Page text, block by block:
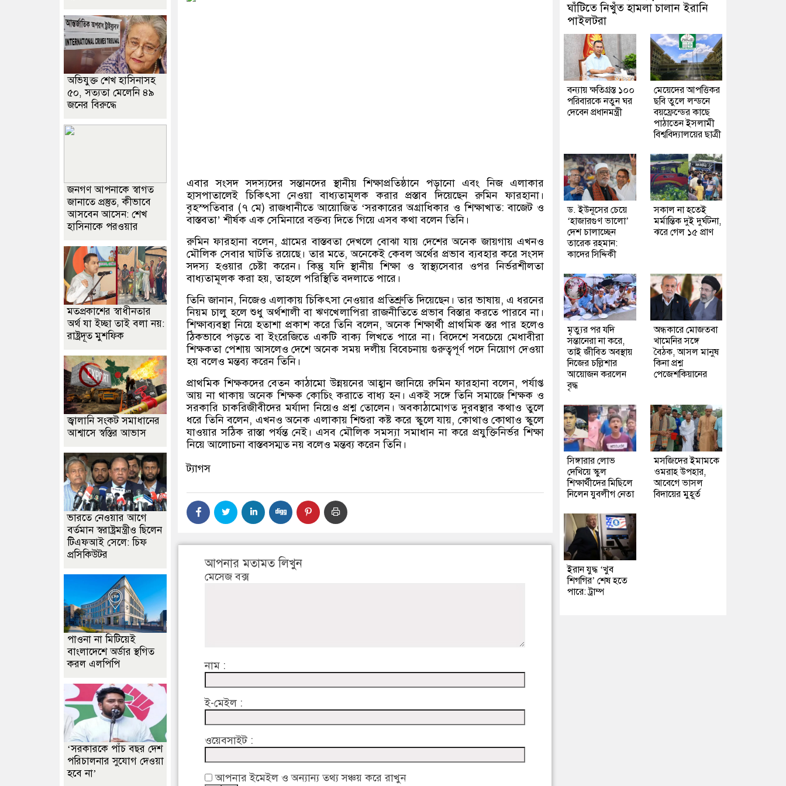
এবার সংসদ সদস্যদের সন্তানদের স্থানীয় শিক্ষাপ্রতিষ্ঠানে পড়ানো এবং নিজ এলাকার
হাসপাতালেই চিকিৎসা নেওয়া বাধ্যতামূলক করার প্রস্তাব দিয়েছেন রুমিন ফারহানা।
বৃহস্পতিবার (৭ মে)রাজধানীতে আয়োজিত‘সরকারের অগ্রাধিকার ও শিক্ষাখাত:বাজেট ও
বাস্তবতা’শীর্ষক এক সেমিনারে বক্তব্য দিতে গিয়ে এসব কথা বলেন তিনি।
রুমিন ফারহানা বলেন,গ্রামের বাস্তবতা দেখলে বোঝা যায় দেশের অনেক জায়গায় এখনও
মৌলিক সেবার ঘাটতি রয়েছে। তার মতে,অনেকেই কেবল অর্থের প্রভাব ব্যবহার করে সংসদ
সদস্য হওয়ার চেষ্টা করেন। কিন্তু যদি স্থানীয় শিক্ষা ও স্বাস্থ্যসেবার ওপর নির্ভরশীলতা
বাধ্যতামূলক করা হয়,তাহলে পরিস্থিতি বদলাতে পারে।
তিনি জানান,নিজেও এলাকায় চিকিৎসা নেওয়ার প্রতিশ্রুতি দিয়েছেন। তার ভাষায়, এ ধরনের
নিয়ম চালু হলে শুধু অর্থশালী বা ঋণখেলাপিরা রাজনীতিতে প্রভাব বিস্তার করতে পারবে না।
শিক্ষাব্যবস্থা নিয়ে হতাশা প্রকাশ করে তিনি বলেন,অনেক শিক্ষার্থী প্রাথমিক স্তর পার হলেও
ঠিকভাবে পড়তে বা ইংরেজিতে একটি বাক্য লিখতে পারে না। বিদেশে সবচেয়ে মেধাবীরা
শিক্ষকতা পেশায় আসলেও দেশে অনেক সময় দলীয় বিবেচনায় গুরুত্বপূর্ণ পদে নিয়োগ দেওয়া
হয় বলেও মন্তব্য করেন তিনি।
প্রাথমিক শিক্ষকদের বেতন কাঠামো উন্নয়নের আহ্বান জানিয়ে রুমিন ফারহানা বলেন,পর্যাপ্ত
আয় না থাকায় অনেক শিক্ষক কোচিং করাতে বাধ্য হন। একই সঙ্গে তিনি সমাজে শিক্ষক ও
সরকারি চাকরিজীবীদের মর্যাদা নিয়েও প্রশ্ন তোলেন। অবকাঠামোগত দুরবস্থার কথাও তুলে
ধরে তিনি বলেন, এখনও অনেক এলাকায় শিশুরা কষ্ট করে স্কুলে যায়, কোথাও কোথাও স্কুলে
যাওয়ার সঠিক রাস্তা পর্যন্ত নেই। এসব মৌলিক সমস্যা সমাধান না করে প্রযুক্তিনির্ভর শিক্ষা
নিয়ে আলোচনা বাস্তবসম্মত নয় বলেও মন্তব্য করেন তিনি।
ট্যাগস
আপনার মতামত লিখুন
মেসেজ বক্স
নাম :
ই-মেইল :
ওয়েবসাইট :
আপনার ইমেইল ও অন্যান্য তথ্য সঞ্চয় করে রাখুন
অভিযুক্ত শেখ হাসিনাসহ
৫০, সত্যতা মেলেনি ৪৯
জনের বিরুদ্ধে
জনগণ আপনাকে স্বাগত
জানাতে প্রস্তুত, কীভাবে
আসবেন আসেন: শেখ
হাসিনাকে পরওয়ার
মতপ্রকাশের স্বাধীনতার
অর্থ যা ইচ্ছা তাই বলা নয়:
রাষ্ট্রদূত মুশফিক
জ্বালানি সংকট সমাধানের
আশ্বাসে স্বস্তির আভাস
ভারতে নেওয়ার আগে
বর্তমান স্বরাষ্ট্রমন্ত্রীও ছিলেন
টিএফআই সেলে: চিফ
প্রসিকিউটর
পাওনা না মিটিয়েই
বাংলাদেশে অর্ডার স্থগিত
করল এলপিপি
‘সরকারকে পাঁচ বছর দেশ
পরিচালনার সুযোগ দেওয়া
হবে না’
ঘাঁটিতে নিখুঁত হামলা চালান ইরানি
পাইলটরা
বন্যায় ক্ষতিগ্রস্ত ১০০
পরিবারকে নতুন ঘর
দেবেন প্রধানমন্ত্রী
মেয়েদের আপত্তিকর
ছবি তুলে লন্ডনে
বয়ফ্রেন্ডের কাছে
পাঠাতেন ইসলামী
বিশ্ববিদ্যালয়ের ছাত্রী
ড. ইউনূসের চেয়ে
‘হাজারগুণ ভালো’
দেশ চালাচ্ছেন
তারেক রহমান:
কাদের সিদ্দিকী
সকাল না হতেই
মর্মান্তিক দুই দুর্ঘটনা,
ঝরে গেল ১৫ প্রাণ
মৃত্যুর পর যদি
সন্তানেরা না করে,
তাই জীবিত অবস্থায়
নিজের চল্লিশার
আয়োজন করলেন
বৃদ্ধ
অন্ধকারে মোজতবা
খামেনির সঙ্গে
বৈঠক, আসল মানুষ
কিনা প্রশ্ন
পেজেশকিয়ানের
সিঙ্গারার লোভ
দেখিয়ে স্কুল
শিক্ষার্থীদের মিছিলে
নিলেন যুবলীগ নেতা
মসজিদের ইমামকে
ওমরাহ উপহার,
আবেগে ভাসল
বিদায়ের মুহূর্ত
ইরান যুদ্ধ ‘খুব
শিগগির’ শেষ হতে
পারে: ট্রাম্প